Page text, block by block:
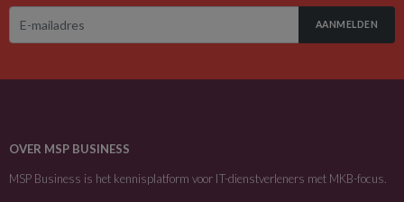
AANMELDEN
OVER MSP BUSINESS
MSP Business is het kennisplatform voor IT-dienstverleners met MKB-focus.